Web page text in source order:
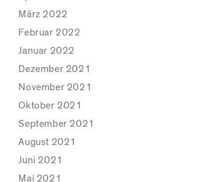
März 2022
Februar 2022
Januar 2022
Dezember 2021
November 2021
Oktober 2021
September 2021
August 2021
Juni 2021
Mai 2021